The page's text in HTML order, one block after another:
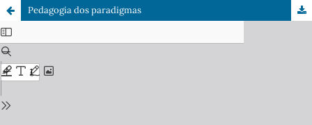
Pedagogia dos paradigmas